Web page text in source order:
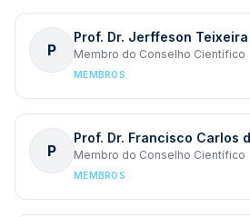
P
Prof. Dr. Jerffeson
Membro do Conselho Científico
MEMBROS
P
Prof. Dr. Francisco Carlos
Membro do Conselho Científico
MEMBROS